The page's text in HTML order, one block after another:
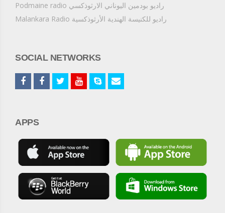
Podmaine radio راديو بودمين اليوناني الارثوذكسي
Malankara Radio راديو للكنيسة الهندية الأرثوذكسية
SOCIAL NETWORKS
APPS